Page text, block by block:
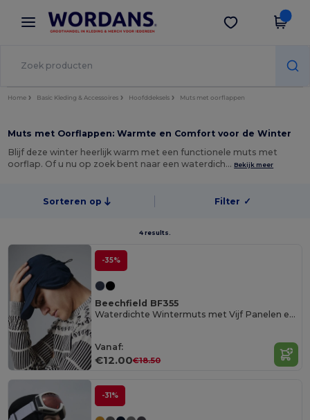
× Wordans-app
Betere prijzen in de app!
Download app
Home Basic Kleding & Accessoires Hoofddeksels Muts met oorflappen
Muts met Oorflappen: Warmte en Comfort voor de Winter
Blijf deze winter heerlijk warm met een functionele muts met
oorflap. Of u nu op zoek bent naar een waterdich… Bekijk meer
Sorteren op Filter ✓
4 results.
-35%
Beechfield BF355
Waterdichte Wintermuts met Vijf Panelen en Vizier
Vanaf:
€12.00€18.50
-31%